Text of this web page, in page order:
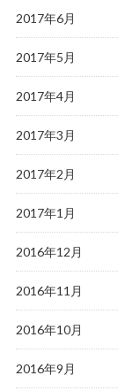
2017年6月
2017年5月
2017年4月
2017年3月
2017年2月
2017年1月
2016年12月
2016年11月
2016年10月
2016年9月